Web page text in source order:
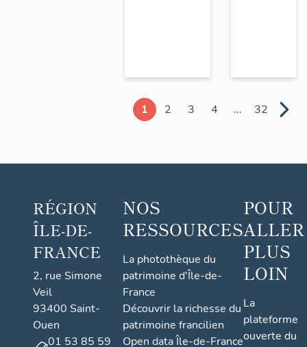
1 2 3 4 ... 32
RÉGION
ÎLE-DE-
FRANCE
2, rue Simone
Veil
93400 Saint-
Ouen
01 53 85 59
NOS
RESSOURCES
La photothèque du
patrimoine d'Île-de-
France
Découvrir la richesse du
patrimoine francilien
Open data Île-de-France
POUR
ALLER
PLUS
LOIN
La
plateforme
ouverte du